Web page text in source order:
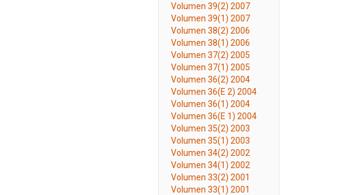
Volumen 39(2) 2007
Volumen 39(1) 2007
Volumen 38(2) 2006
Volumen 38(1) 2006
Volumen 37(2) 2005
Volumen 37(1) 2005
Volumen 36(2) 2004
Volumen 36(E 2) 2004
Volumen 36(1) 2004
Volumen 36(E 1) 2004
Volumen 35(2) 2003
Volumen 35(1) 2003
Volumen 34(2) 2002
Volumen 34(1) 2002
Volumen 33(2) 2001
Volumen 33(1) 2001